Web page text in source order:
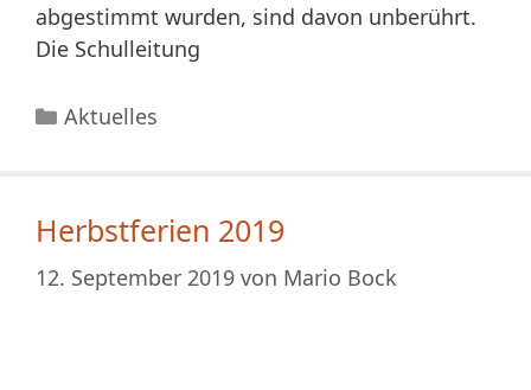
abgestimmt wurden, sind davon unberührt.
Die Schulleitung
Kategorien
Aktuelles
Herbstferien 2019
12. September 2019 von Mario Bock